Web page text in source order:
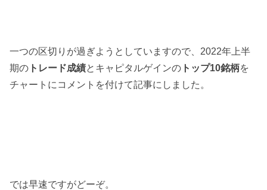
一つの区切りが過ぎようとしていますので、2022年上半
期の トレード成績とキャピタルゲインの トップ10銘柄を
チャートにコメントを付けて記事にしました。
では早速ですがどーぞ。